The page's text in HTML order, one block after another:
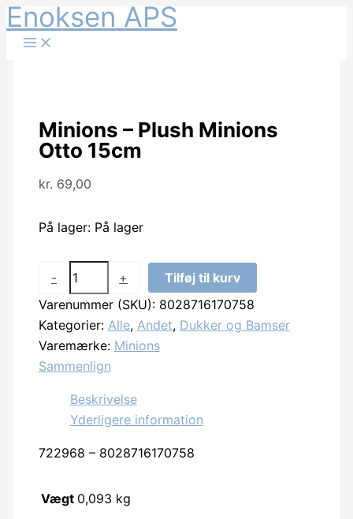
Gå
Enoksen APS
Minions – Plush Minions
Otto 15cm
kr. 69,00
På lager: På lager
-
Minions
Plush
Minions
Otto
15cm
+
Tilføj til kurv
Varenummer (SKU): 8028716170758
Kategorier: Alle, Andet, Dukker og Bamser
Varemærke: Minions
Sammenlign
Beskrivelse
Yderligere information
722968 – 8028716170758
Vægt 0,093 kg